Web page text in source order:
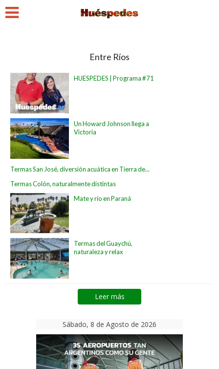
Entre Ríos
HUESPEDES | Programa #71
Un Howard Johnson llega a
Victoria
Termas San José, diversión acuática en Tierra de...
Termas Colón, naturalmente distintas
Mate y río en Paraná
Termas del Guaychú,
naturaleza y relax
Leer más
Sábado, 8 de Agosto de 2026